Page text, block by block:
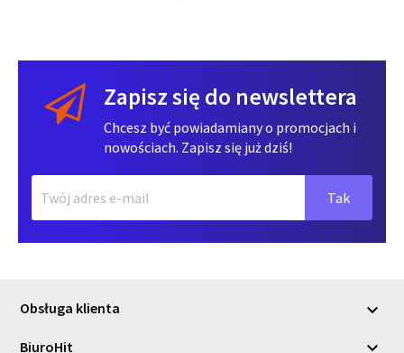
Zapisz się do newslettera
Chcesz być powiadamiany o promocjach i
nowościach. Zapisz się już dziś!
Obsługa klienta 
BiuroHit 